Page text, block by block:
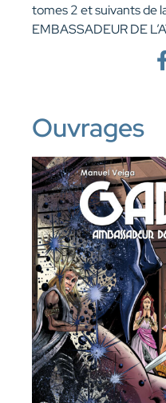
tomes 2 et suivants de
EMBASSADEUR DE
Ouvrages